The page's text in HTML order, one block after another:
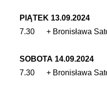
PIĄTEK 13.09.2024
7.30 + Bronisława
SOBOTA 14.09.2024
7.30 + Bronisława